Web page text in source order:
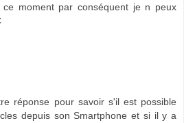
ce moment par conséquent je n peux
réponse pour savoir s'il est possible
depuis son Smartphone et si il y a